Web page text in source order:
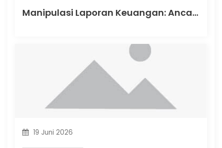
Manipulasi Laporan Keuangan: Ancaman Serius terhadap Integritas Bisnis dan Kepatuhan Perpajakan
19 Juni 2026